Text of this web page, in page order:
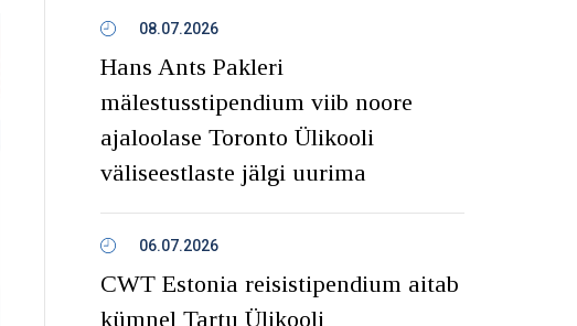
08.07.2026
Hans Ants Pakleri
mälestusstipendium viib noore
ajaloolase Toronto Ülikooli
väliseestlaste jälgi uurima
06.07.2026
CWT Estonia reisistipendium aitab
kümnel Tartu Ülikooli